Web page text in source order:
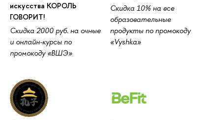
искусства КОРОЛЬ
ГОВОРИТ!
Скидка 2000 руб. на очные
и онлайн-курсы по
промокоду «ВШЭ»
Скидка 10% на все
образовательные
продукты по промокоду
«Vyshka»